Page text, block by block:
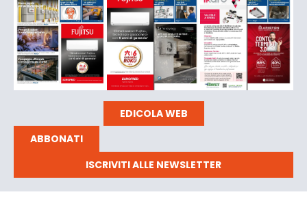
EDICOLA WEB
ABBONATI
ISCRIVITI ALLE NEWSLETTER